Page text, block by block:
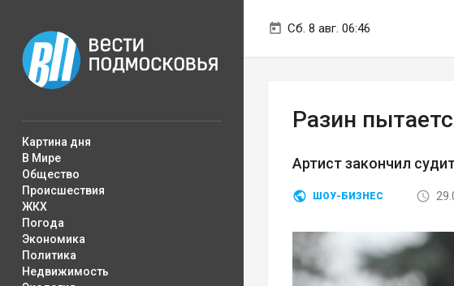
Сб. 8 авг. 06:46
Картина дня
В Мире
Общество
Происшествия
ЖКХ
Погода
Экономика
Политика
Недвижимость
Разин
Артист закончил
ШОУ-БИЗНЕС